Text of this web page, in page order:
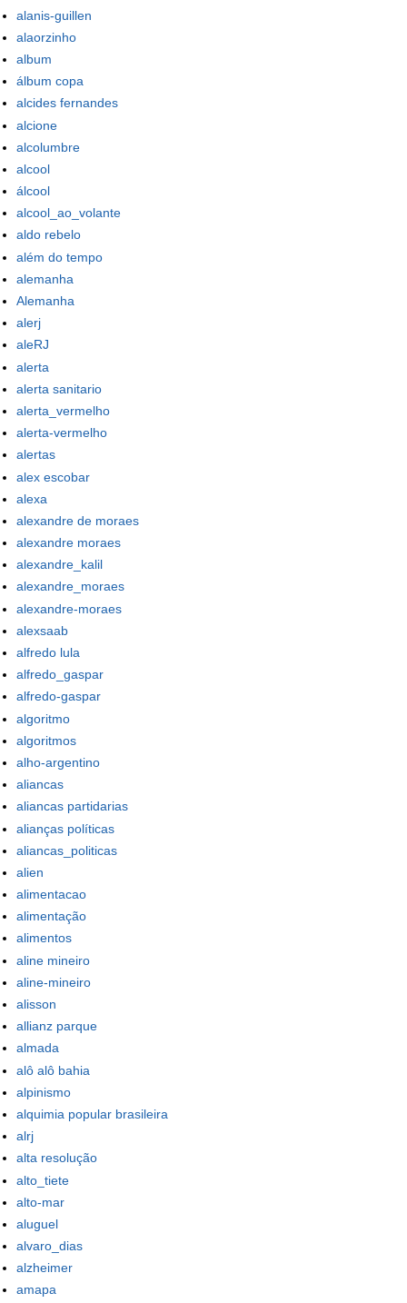
alanis-guillen
alaorzinho
album
álbum copa
alcides fernandes
alcione
alcolumbre
alcool
álcool
alcool_ao_volante
aldo rebelo
além do tempo
alemanha
Alemanha
alerj
aleRJ
alerta
alerta sanitario
alerta_vermelho
alerta-vermelho
alertas
alex escobar
alexa
alexandre de moraes
alexandre moraes
alexandre_kalil
alexandre_moraes
alexandre-moraes
alexsaab
alfredo lula
alfredo_gaspar
alfredo-gaspar
algoritmo
algoritmos
alho-argentino
aliancas
aliancas partidarias
alianças políticas
aliancas_politicas
alien
alimentacao
alimentação
alimentos
aline mineiro
aline-mineiro
alisson
allianz parque
almada
alô alô bahia
alpinismo
alquimia popular brasileira
alrj
alta resolução
alto_tiete
alto-mar
aluguel
alvaro_dias
alzheimer
amapa